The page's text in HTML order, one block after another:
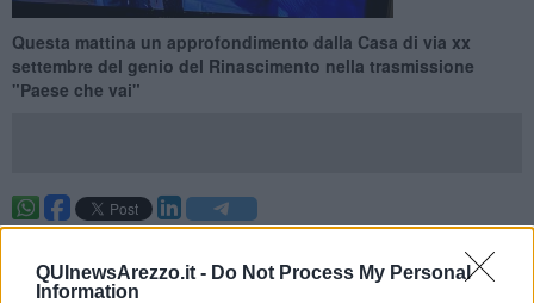
QUInewsArezzo.it - Do Not Process My Personal
Information
Questa mattina un approfondimento dalla Casa di via xx
settembre del genio del Rinascimento nella trasmissione
"Paese che vai"
aeree della città ed un approfondimento direttamente da Casa
Vasari, in via XX settembre. E' andato in onda in questa grigia e